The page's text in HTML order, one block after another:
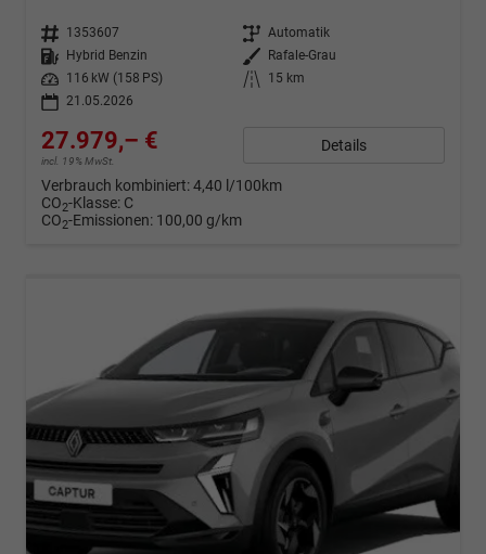
Fahrzeugnr. 1353607 Getriebe Automatik
Kraftstoff
Hybrid Benzin Außenfarbe
Rafale-Grau
Leistung
116 kW (158 PS) Kilometerstand
15 km
21.05.2026
27.979,– €
incl. 19% MwSt.
Details
Verbrauch kombiniert:4,40 l/100km
CO2-Klasse: C
CO2-Emissionen: 100,00 g/km